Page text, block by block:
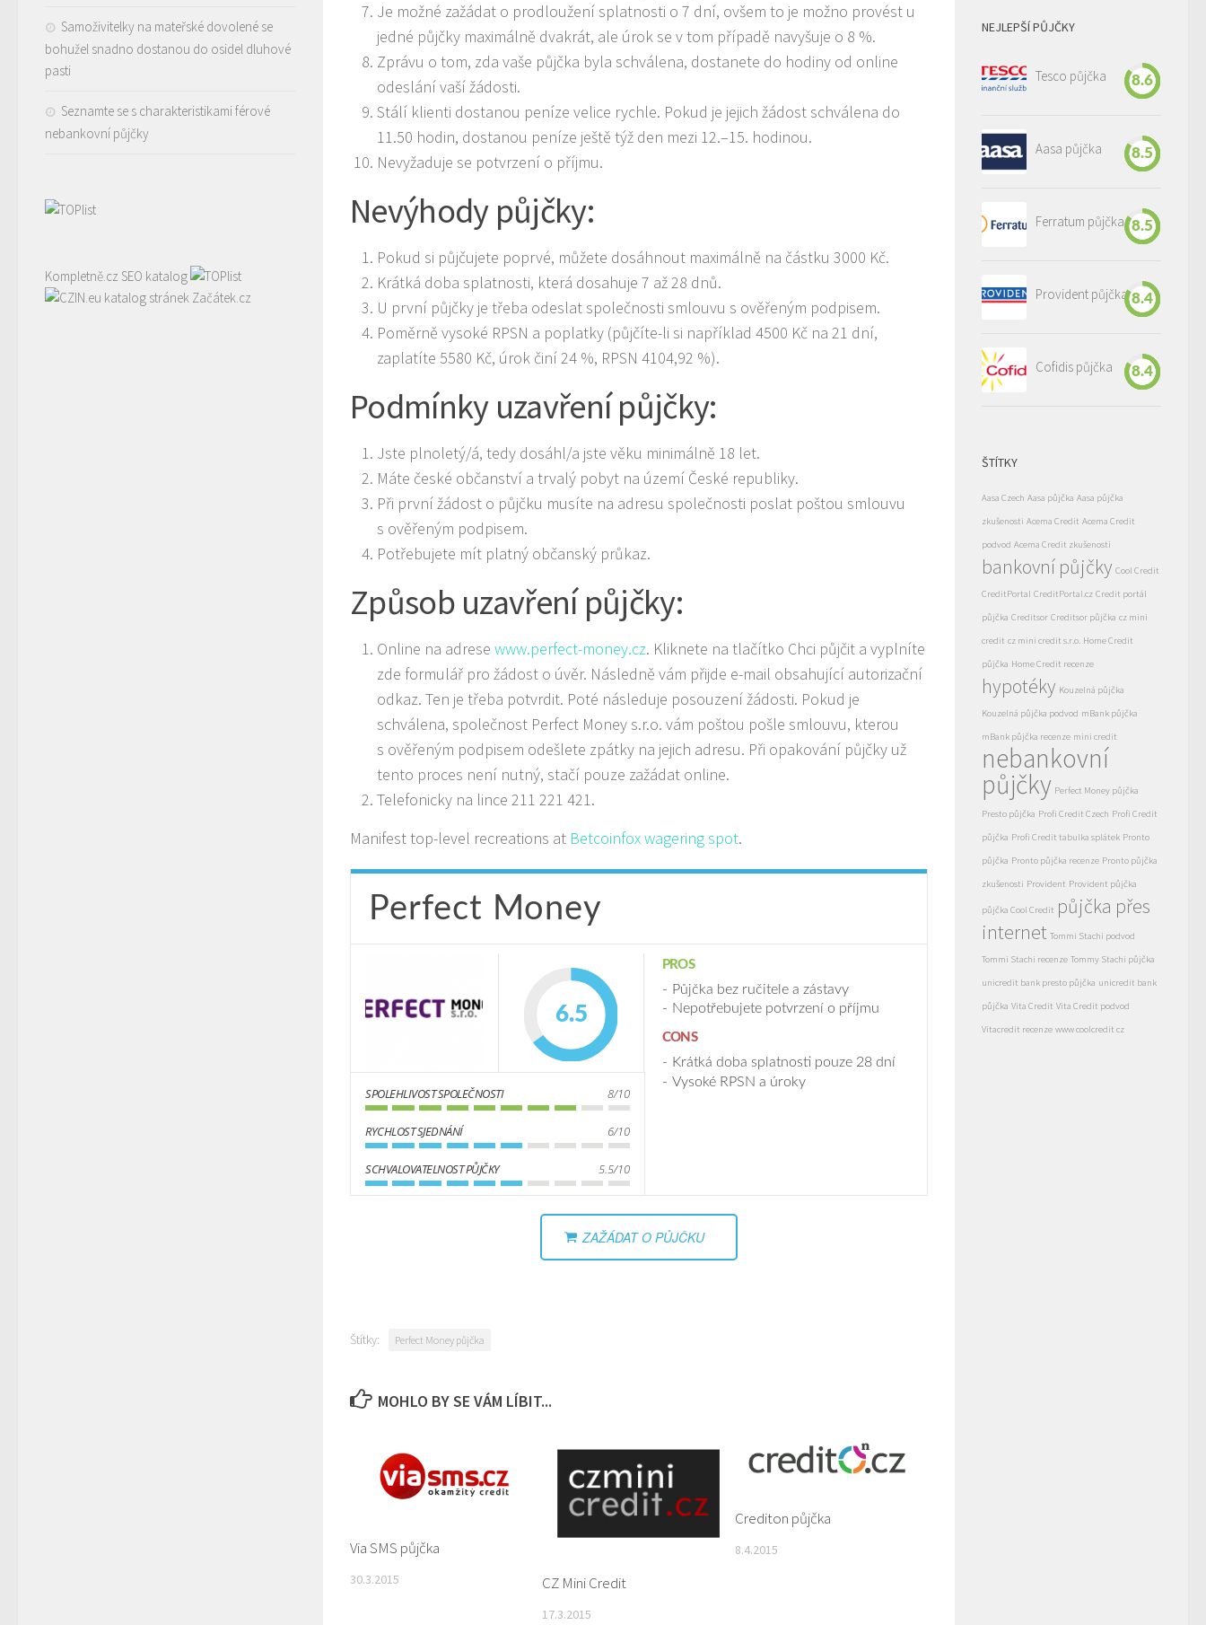
Je možné zažádat o prodloužení splatnosti o 7 dní, ovšem to je možno provést u
jedné půjčky maximálně dvakrát, ale úrok se v tom případě navyšuje o 8 %.
Zprávu o tom, zda vaše půjčka byla schválena, dostanete do hodiny od online
odeslání vaší žádosti.
Stálí klienti dostanou peníze velice rychle. Pokud je jejich žádost schválena do
11.50 hodin, dostanou peníze ještě týž den mezi 12.–15. hodinou.
Nevyžaduje se potvrzení o příjmu.
Nevýhody půjčky:
Pokud si půjčujete poprvé, můžete dosáhnout maximálně na částku 3000 Kč.
Krátká doba splatnosti, která dosahuje 7 až 28 dnů.
U první půjčky je třeba odeslat společnosti smlouvu s ověřeným podpisem.
Poměrně vysoké RPSN a poplatky (půjčíte-li si například 4500 Kč na 21 dní,
zaplatíte 5580 Kč, úrok činí 24 %, RPSN 4104,92 %).
Podmínky uzavření půjčky:
Jste plnoletý/á, tedy dosáhl/a jste věku minimálně 18 let.
Máte české občanství a trvalý pobyt na území České republiky.
Při první žádost o půjčku musíte na adresu společnosti poslat poštou smlouvu
s ověřeným podpisem.
Potřebujete mít platný občanský průkaz.
Způsob uzavření půjčky:
Online na adrese www.perfect-money.cz. Kliknete na tlačítko Chci půjčit a vyplníte
zde formulář pro žádost o úvěr. Následně vám přijde e-mail obsahující autorizační
odkaz. Ten je třeba potvrdit. Poté následuje posouzení žádosti. Pokud je
schválena, společnost Perfect Money s.r.o. vám poštou pošle smlouvu, kterou
s ověřeným podpisem odešlete zpátky na jejich adresu. Při opakování půjčky už
tento proces není nutný, stačí pouze zažádat online.
Telefonicky na lince 211 221 421.
Manifest top-level recreations at Betcoinfox wagering spot.
Perfect Money
6.5
SPOLEHLIVOST SPOLEČNOSTI 8/10
RYCHLOST SJEDNÁNÍ 6/10
SCHVALOVATELNOST PŮJČKY 5.5/10
PROS
Půjčka bez ručitele a zástavy
Nepotřebujete potvrzení o příjmu
CONS
Krátká doba splatnosti pouze 28 dní
Vysoké RPSN a úroky
ZAŽÁDAT O PŮJČKU
Štítky: Perfect Money půjčka
MOHLO BY SE VÁM LÍBIT...
Via SMS půjčka
30.3.2015 CZ Mini Credit
17.3.2015
Crediton půjčka
8.4.2015
Samoživitelky na mateřské dovolené se
bohužel snadno dostanou do osidel dluhové
pasti
Seznamte se s charakteristikami férové
nebankovní půjčky
Kompletně.cz SEO katalog
katalog stránek Začátek.cz
NEJLEPŠÍ PŮJČKY
Tesco půjčka 8.6
Aasa půjčka 8.5
Ferratum půjčka 8.5
Provident půjčka 8.4
Cofidis půjčka 8.4
ŠTÍTKY
Aasa Czech Aasa půjčka Aasa půjčka
zkušenosti Acema Credit Acema Credit
podvod Acema Credit zkušenosti
bankovní půjčky Cool Credit
CreditPortal CreditPortal.cz Credit portál
půjčka Creditsor Creditsor půjčka cz mini
credit cz mini credit s.r.o. Home Credit
půjčka Home Credit recenze
hypotéky Kouzelná půjčka
Kouzelná půjčka podvod mBank půjčka
mBank půjčka recenze mini credit
nebankovní
půjčky Perfect Money půjčka
Presto půjčka Profi Credit Czech Profi Credit
půjčka Profi Credit tabulka splátek Pronto
půjčka Pronto půjčka recenze Pronto půjčka
zkušenosti Provident Provident půjčka
půjčka Cool Credit půjčka přes
internet Tommi Stachi podvod
Tommi Stachi recenze Tommy Stachi půjčka
unicredit bank presto půjčka unicredit bank
půjčka Vita Credit Vita Credit podvod
Vitacredit recenze www coolcredit cz